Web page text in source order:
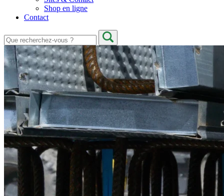
Shop en ligne
Contact